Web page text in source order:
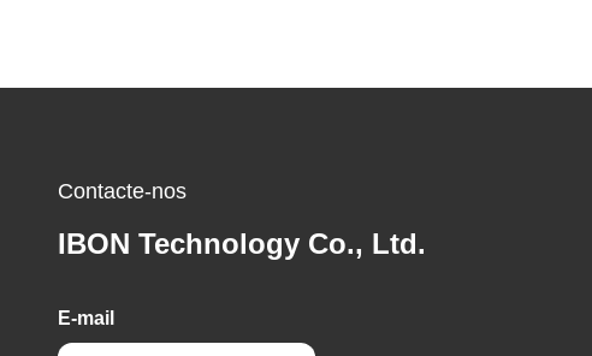
Contacte-nos
IBON Technology Co., Ltd.
E-mail